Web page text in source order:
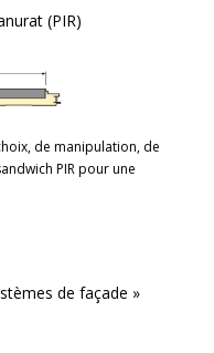
(PIR)
de manipulation, de
PIR pour une
de façade »